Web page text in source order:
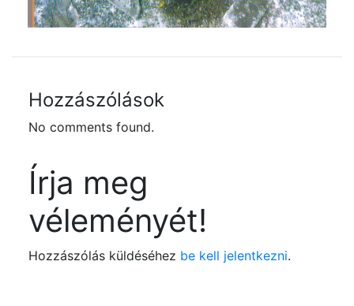
Hozzászólások
No comments found.
Írja meg
véleményét!
Hozzászólás küldéséhez be kell jelentkezni.